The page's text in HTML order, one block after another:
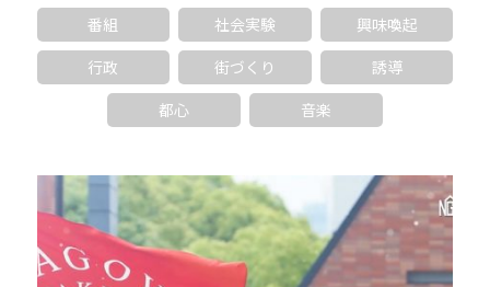
番組
社会実験
興味喚起
行政
街づくり
誘導
都心
音楽